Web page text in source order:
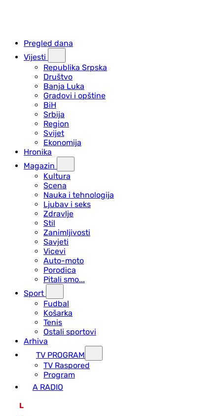
Pregled dana
Vijesti
Republika Srpska
Društvo
Banja Luka
Gradovi i opštine
BiH
Srbija
Region
Svijet
Ekonomija
Hronika
Magazin
Kultura
Scena
Nauka i tehnologija
Ljubav i seks
Zdravlje
Stil
Zanimljivosti
Savjeti
Vicevi
Auto-moto
Porodica
Pitali smo...
Sport
Fudbal
Košarka
Tenis
Ostali sportovi
Arhiva
TV PROGRAM
ТV Raspored
Program
A RADIO
L